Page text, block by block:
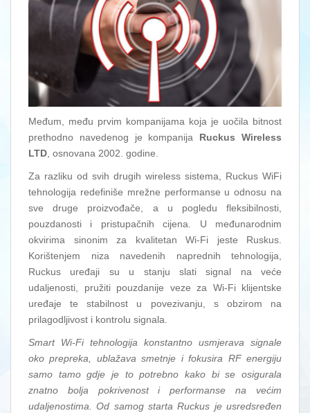
Međum, među prvim kompanijama koja je uočila bitnost
prethodno navedenog je kompanija Ruckus Wireless
LTD , osnovana 2002. godine.
Za razliku od svih drugih wireless sistema, Ruckus WiFi
tehnologija redefiniše mrežne performanse u odnosu na
sve druge proizvođače, a u pogledu fleksibilnosti,
pouzdanosti i pristupačnih cijena. U međunarodnim
okvirima sinonim za kvalitetan Wi-Fi jeste Ruskus.
Korištenjem niza navedenih naprednih tehnologija,
Ruckus uređaji su u stanju slati signal na veće
udaljenosti, pružiti pouzdanije veze za Wi-Fi klijentske
uređaje te stabilnost u povezivanju, s obzirom na
prilagodljivost i kontrolu signala.
Smart Wi-Fi tehnologija konstantno usmjerava signale
oko prepreka, ublažava smetnje i fokusira RF energiju
samo tamo gdje je to potrebno kako bi se osigurala
znatno bolja pokrivenost i performanse na većim
udaljenostima. Od samog starta Ruckus je usredsređen